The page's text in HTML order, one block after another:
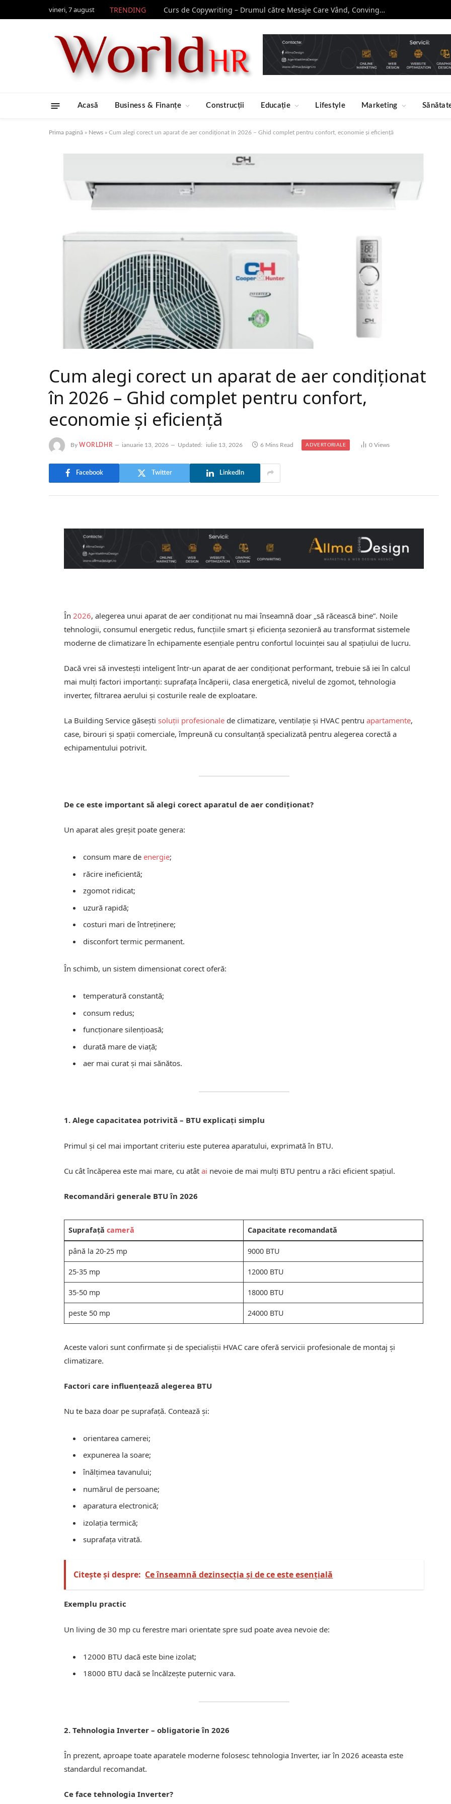
vineri, 7 august TRENDING Curs de Copywriting – Drumul către Mesaje Care Vând, Conving și Construiesc Branduri Puternice
Acasă Business & Finanțe Construcții Educație Lifestyle Marketing
Prima pagină » News » Cum alegi corect un aparat de aer condiționat în 2026 – Ghid complet pentru confort, economie și eficiență
Cum alegi corect un aparat de aer condiționat
în 2026 – Ghid complet pentru confort,
economie și eficiență
By WORLDHR ianuarie 13, 2026 Updated: iulie 13, 2026 6 Mins Read ADVERTORIALE 0Views
Facebook Twitter LinkedIn
În 2026, alegerea unui aparat de aer condiționat nu mai înseamnă doar „să răcească bine”. Noile
tehnologii, consumul energetic redus, funcțiile smart și eficiența sezonieră au transformat sistemele
moderne de climatizare în echipamente esențiale pentru confortul locuinței sau al spațiului de lucru.
Dacă vrei să investești inteligent într-un aparat de aer condiționat performant, trebuie să iei în calcul
mai mulți factori importanți: suprafața încăperii, clasa energetică, nivelul de zgomot, tehnologia
inverter, filtrarea aerului și costurile reale de exploatare.
La Building Service găseștisoluții profesionale de climatizare, ventilație și HVAC pentruapartamente,
case, birouri și spații comerciale, împreună cu consultanță specializată pentru alegerea corectă a
echipamentului potrivit.
De ce este important să alegi corect aparatul de aer condiționat?
Un aparat ales greșit poate genera:
consum mare de energie;
răcire ineficientă;
zgomot ridicat;
uzură rapidă;
costuri mari de întreținere;
disconfort termic permanent.
În schimb, un sistem dimensionat corect oferă:
temperatură constantă;
consum redus;
funcționare silențioasă;
durată mare de viață;
aer mai curat și mai sănătos.
1. Alege capacitatea potrivită – BTU explicați simplu
Primul și cel mai important criteriu este puterea aparatului, exprimată în BTU.
Cu cât încăperea este mai mare, cu atâtai nevoie de mai mulți BTU pentru a răci eficient spațiul.
Recomandări generale BTU în 2026
Suprafață cameră Capacitate recomandată
până la 20-25 mp 9000 BTU
25-35 mp 12000 BTU
35-50 mp 18000 BTU
peste 50 mp 24000 BTU
Aceste valori sunt confirmate și de specialiștii HVAC care oferă servicii profesionale de montaj și
climatizare.
Factori care influențează alegerea BTU
Nu te baza doar pe suprafață. Contează și:
orientarea camerei;
expunerea la soare;
înălțimea tavanului;
numărul de persoane;
aparatura electronică;
izolația termică;
suprafața vitrată.
Citește și despre: Ce înseamnă dezinsecția și de ce este esențială
Exemplu practic
Un living de 30 mp cu ferestre mari orientate spre sud poate avea nevoie de:
12000 BTU dacă este bine izolat;
18000 BTU dacă se încălzește puternic vara.
2. Tehnologia Inverter – obligatorie în 2026
În prezent, aproape toate aparatele moderne folosesc tehnologia Inverter, iar în 2026 aceasta este
standardul recomandat.
Ce face tehnologia Inverter?